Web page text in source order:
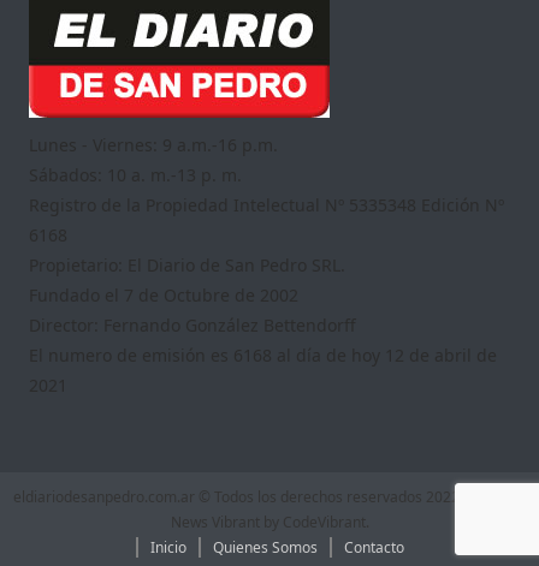
Lunes - Viernes: 9 a.m.-16 p.m.
Sábados: 10 a. m.-13 p. m.
Registro de la Propiedad Intelectual Nº 5335348 Edición Nº
6168
Propietario: El Diario de San Pedro SRL.
Fundado el 7 de Octubre de 2002
Director: Fernando González Bettendorff
El numero de emisión es 6168 al día de hoy 12 de abril de
2021
eldiariodesanpedro.com.ar © Todos los derechos reservados 2022
News Vibrant by CodeVibrant.
Inicio
Quienes Somos Contacto